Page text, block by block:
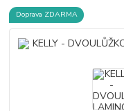
Doprava ZDARMA